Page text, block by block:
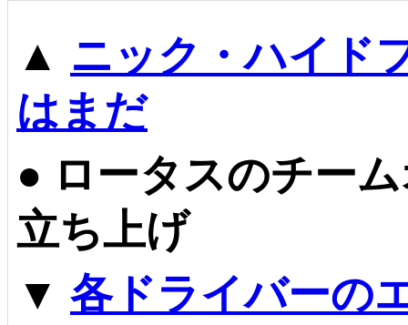
▲ ニック・ハイド
はまだ
● ロータスのチー
立ち上げ
▼ 各ドライバーの